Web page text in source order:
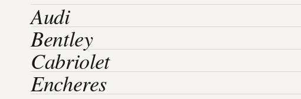
Audi
Bentley
Cabriolet
Encheres